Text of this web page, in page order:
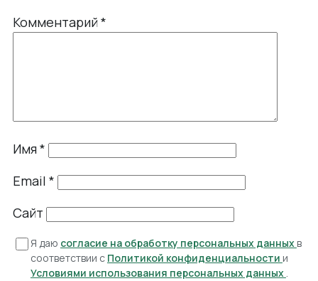
Комментарий*
Имя*
Email *
Сайт
Я даю согласие на обработку персональных данных в
соответствии с Политикой конфиденциальности и
Условиями использования персональных данных .